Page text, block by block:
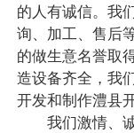
的人有诚信。我
询、加工、售后
的做生意名誉取
造设备齐全，我
开发和制作澧县
我们激情、诚